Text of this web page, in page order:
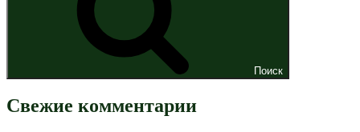
Поиск
Свежие комментарии